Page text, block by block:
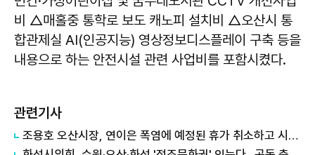
비 △매홀중 통학로 보도 캐노피 설치비 △오산시 통
합관제실 AI(인공지능) 영상정보디스플레이 구축 등을
내용으로 하는 안전시설 관련 사업비를 포함시켰다.
관련기사
조용호 오산시장, 연이은 폭염에 예정된 휴가 취소하고 시민 안전 챙겨